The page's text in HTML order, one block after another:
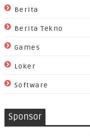
Berita
Berita Tekno
Games
Loker
Software
Sponsor